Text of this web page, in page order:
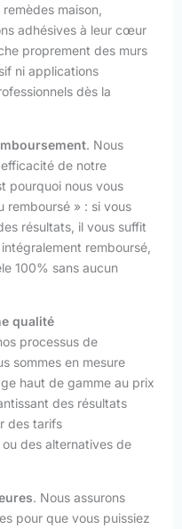
maison,
adhésives à leur cœur
proprement des murs
ni applications
dès la
. Nous
de notre
pourquoi nous vous
remboursé » : si vous
résultats, il vous suffit
remboursé,
100% sans aucun
qualité
processus de
sommes en mesure
haut de gamme au prix
des résultats
des tarifs
des alternatives de
. Nous assurons
pour que vous puissiez